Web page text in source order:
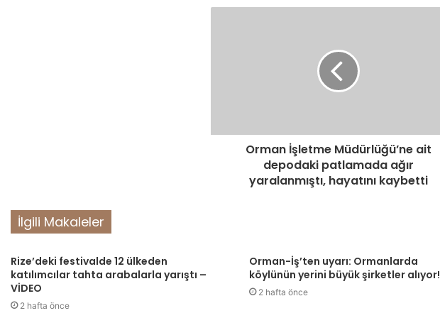
Orman İşletme Müdürlüğü’ne ait
depodaki patlamada ağır
yaralanmıştı, hayatını kaybetti
İlgili Makaleler
Rize’deki festivalde 12 ülkeden
katılımcılar tahta arabalarla yarıştı –
VİDEO
2 hafta önce
Orman-İş’ten uyarı: Ormanlarda
köylünün yerini büyük şirketler alıyor!
2 hafta önce